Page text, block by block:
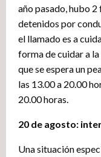
año pasado, hubo
detenidos por
el llamado es a
forma de cuidar a
que se espera un
las 13.00 a 20.00
20.00 horas.
20 de agosto:
Una situación